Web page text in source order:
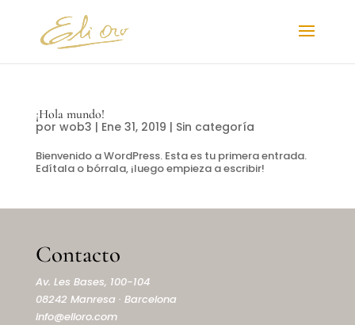
¡Hola mundo!
por wob3 | Ene 31, 2019 | Sin categoría
Bienvenido a WordPress. Esta es tu primera entrada.
Edítala o bórrala, ¡luego empieza a escribir!
Contacto
Av. Les Bases, 100-104
08242 Manresa · Barcelona
info@elioro.com